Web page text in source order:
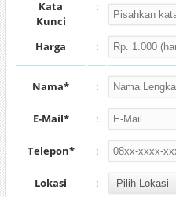
Kata
Kunci
:
Harga :
Nama* :
E-Mail* :
Telepon* :
Lokasi :